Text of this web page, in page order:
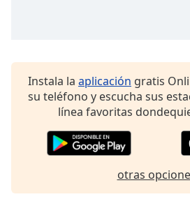
Modal
Instala la aplicación gratis
su teléfono y escucha sus
línea favoritas
otras